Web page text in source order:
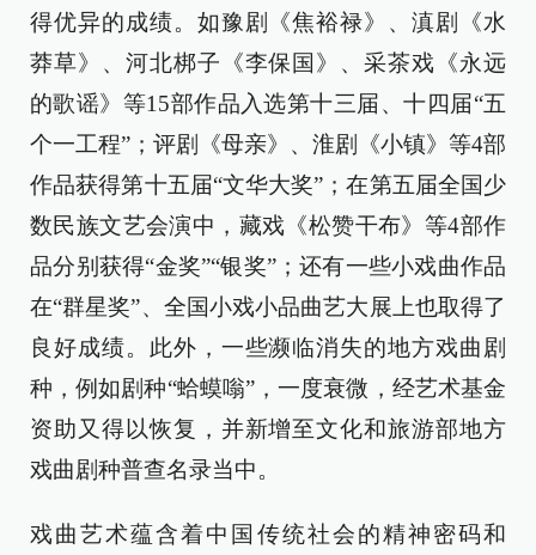
得优异的成绩。如豫剧《焦裕禄》、滇剧《水
莽草》、河北梆子《李保国》、采茶戏《永远
的歌谣》等15部作品入选第十三届、十四届“五
个一工程”；评剧《母亲》、淮剧《小镇》等4部
作品获得第十五届“文华大奖”；在第五届全国少
数民族文艺会演中，藏戏《松赞干布》等4部作
品分别获得“金奖”“银奖”；还有一些小戏曲作品
在“群星奖”、全国小戏小品曲艺大展上也取得了
良好成绩。此外，一些濒临消失的地方戏曲剧
种，例如剧种“蛤蟆嗡”，一度衰微，经艺术基金
资助又得以恢复，并新增至文化和旅游部地方
戏曲剧种普查名录当中。
戏曲艺术蕴含着中国传统社会的精神密码和